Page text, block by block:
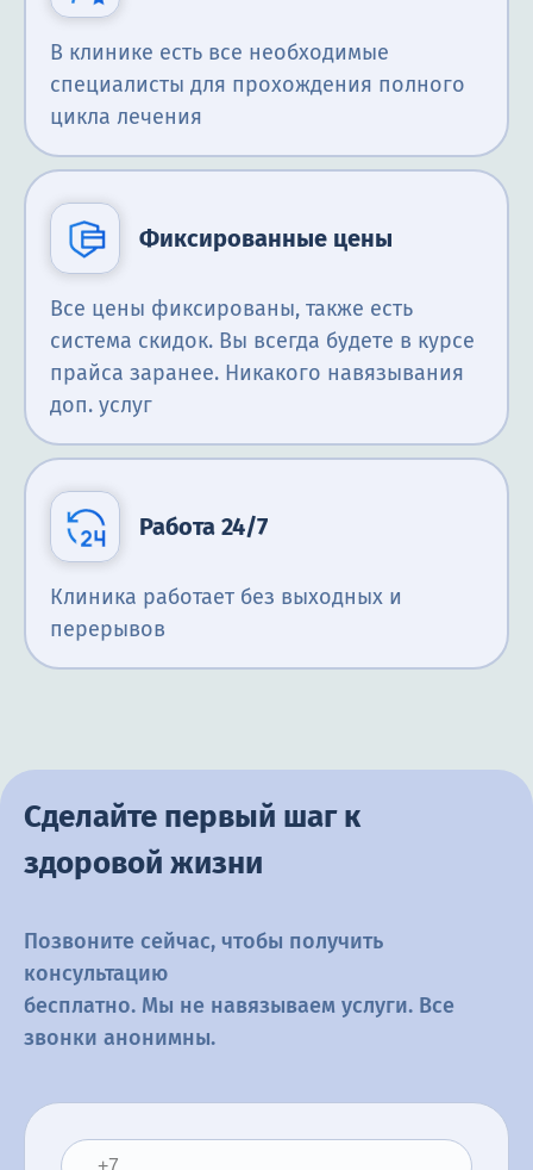
В клинике есть все необходимые
специалисты для прохождения полного
цикла лечения
Фиксированные цены
Все цены фиксированы, также есть
система скидок. Вы всегда будете в курсе
прайса заранее. Никакого навязывания
доп. услуг
Работа 24/7
Клиника работает без выходных и
перерывов
Сделайте первый шаг к
здоровой жизни
Позвоните сейчас, чтобы получить
консультацию
бесплатно. Мы не навязываем услуги. Все
звонки анонимны.